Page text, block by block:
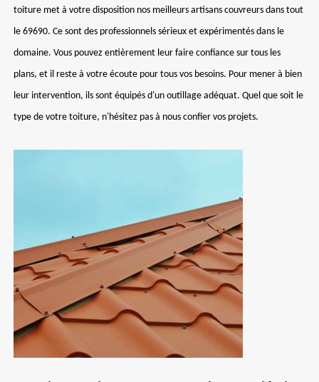
toiture met à votre disposition nos meilleurs artisans couvreurs dans tout
le 69690. Ce sont des professionnels sérieux et expérimentés dans le
domaine. Vous pouvez entièrement leur faire confiance sur tous les
plans, et il reste à votre écoute pour tous vos besoins. Pour mener à bien
leur intervention, ils sont équipés d'un outillage adéquat. Quel que soit le
type de votre toiture, n'hésitez pas à nous confier vos projets.